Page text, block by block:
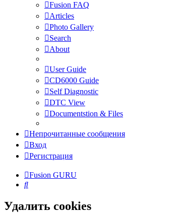
Fusion FAQ
Articles
Photo Gallery
Search
About
User Guide
CD6000 Guide
Self Diagnostic
DTC View
Documentstion & Files
Непрочитанные сообщения
Вход
Регистрация
Fusion GURU
Поиск
Удалить cookies